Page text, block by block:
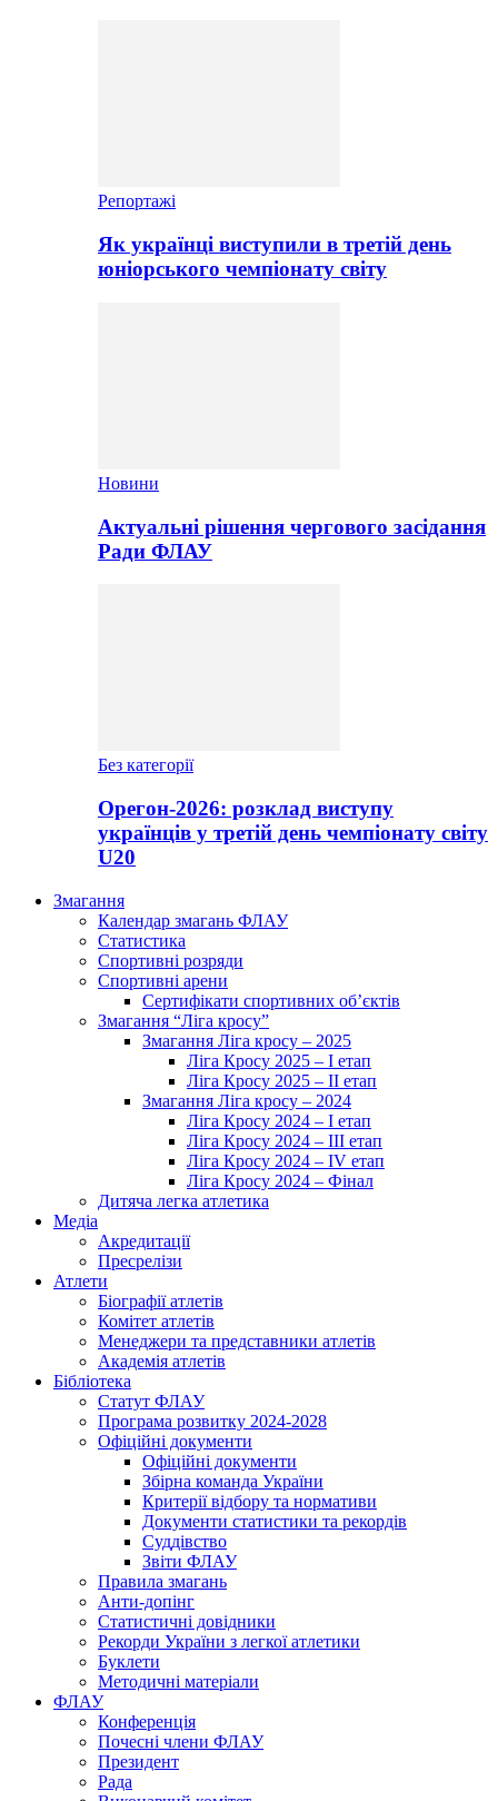
Репортажі
Як українці виступили в третій день
юніорського чемпіонату світу
Новини
Актуальні рішення чергового засідання
Ради ФЛАУ
Без категорії
Орегон-2026: розклад виступу
українців у третій день чемпіонату світу
U20
Змагання
Календар змагань ФЛАУ
Статистика
Спортивні розряди
Спортивні арени
Сертифікати спортивних об’єктів
Змагання “Ліга кросу”
Змагання Ліга кросу – 2025
Ліга Кросу 2025 – I етап
Ліга Кросу 2025 – II етап
Змагання Ліга кросу – 2024
Ліга Кросу 2024 – I етап
Ліга Кросу 2024 – III етап
Ліга Кросу 2024 – IV етап
Ліга Кросу 2024 – Фінал
Дитяча легка атлетика
Медіа
Акредитації
Пресрелізи
Атлети
Біографії атлетів
Комітет атлетів
Менеджери та представники атлетів
Академія атлетів
Бібліотека
Статут ФЛАУ
Програма розвитку 2024-2028
Офіційні документи
Офіційні документи
Збірна команда України
Критерії відбору та нормативи
Документи статистики та рекордів
Суддівство
Звіти ФЛАУ
Правила змагань
Анти-допінг
Статистичні довідники
Рекорди України з легкої атлетики
Буклети
Методичні матеріали
ФЛАУ
Конференція
Почесні члени ФЛАУ
Президент
Рада